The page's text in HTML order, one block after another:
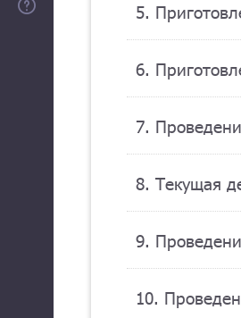
Помощь5.
6.
7.
8. Текущая
9.
10.